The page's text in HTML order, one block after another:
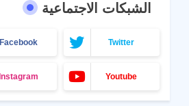
الشبكات الاجتماعية
Facebook Twitter
Instagram Youtube